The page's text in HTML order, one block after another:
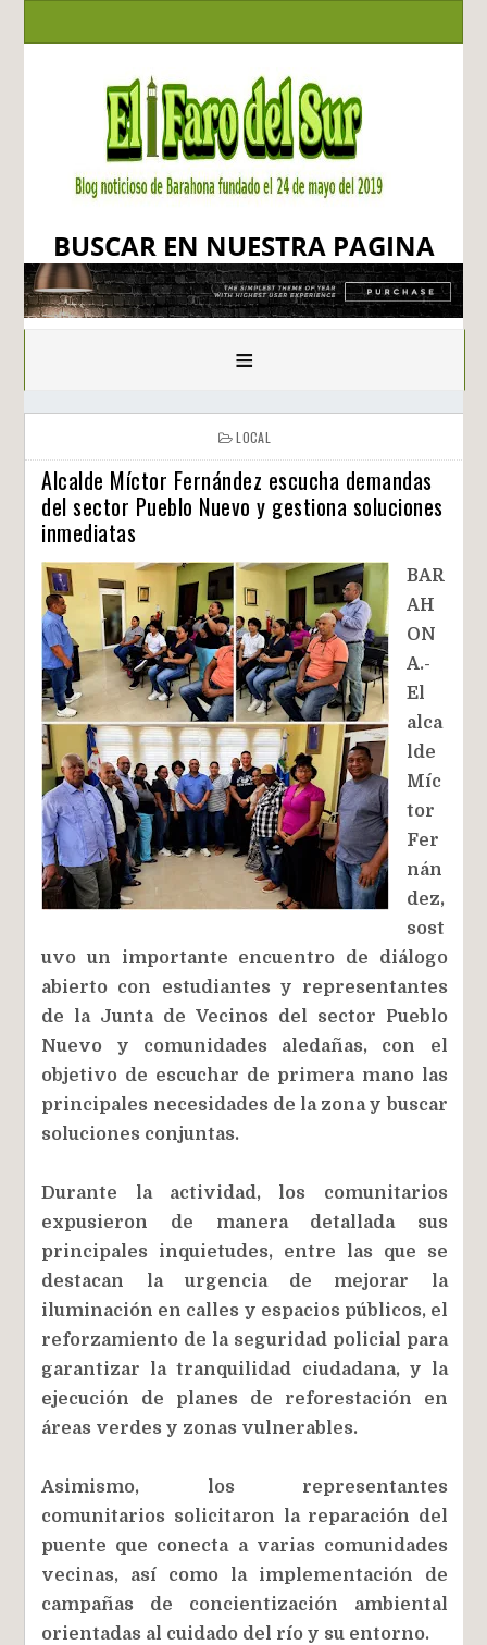
BUSCAR EN NUESTRA PAGINA
≡
LOCAL
Alcalde Míctor Fernández escucha demandas
del sector Pueblo Nuevo y gestiona soluciones
inmediatas
BAR
AH
ON
A.-
El
alca
lde
Míc
tor
Fer
nán
dez,
sost
uvo un importante encuentro de diálogo
abierto con estudiantes y representantes
de la Junta de Vecinos del sector Pueblo
Nuevo y comunidades aledañas, con el
objetivo de escuchar de primera mano las
principales necesidades de la zona y buscar
soluciones conjuntas.
Durante la actividad, los comunitarios
expusieron de manera detallada sus
principales inquietudes, entre las que se
destacan la urgencia de mejorar la
iluminación en calles y espacios públicos, el
reforzamiento de la seguridad policial para
garantizar la tranquilidad ciudadana, y la
ejecución de planes de reforestación en
áreas verdes y zonas vulnerables.
Asimismo, los representantes
comunitarios solicitaron la reparación del
puente que conecta a varias comunidades
vecinas, así como la implementación de
campañas de concientización ambiental
orientadas al cuidado del río y su entorno.